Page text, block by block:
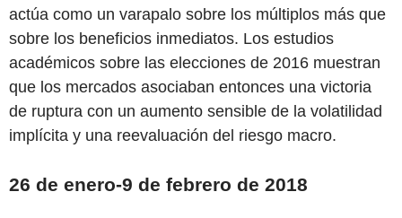
actúa como un varapalo sobre los múltiplos más que
sobre los beneficios inmediatos. Los estudios
académicos sobre las elecciones de 2016 muestran
que los mercados asociaban entonces una victoria
de ruptura con un aumento sensible de la volatilidad
implícita y una reevaluación del riesgo macro.
26 de enero-9 de febrero de 2018